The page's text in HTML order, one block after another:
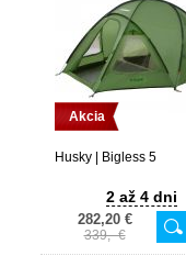
Akcia
Husky | Bigless 5
2 až 4 dni
282,20 €
339,- €